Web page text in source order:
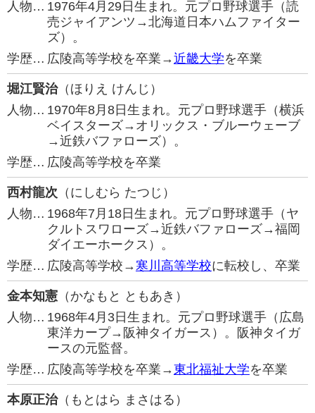
人物… 1976年4月29日生まれ。元プロ野球選手（読
売ジャイアンツ→北海道日本ハムファイター
ズ）。
学歴… 広陵高等学校を卒業→近畿大学を卒業
堀江賢治（ほりえ けんじ）
人物… 1970年8月8日生まれ。元プロ野球選手（横浜
ベイスターズ→オリックス・ブルーウェーブ
→近鉄バファローズ）。
学歴… 広陵高等学校を卒業
西村龍次 （にしむら たつじ）
人物… 1968年7月18日生まれ。元プロ野球選手（ヤ
クルトスワローズ→近鉄バファローズ→福岡
ダイエーホークス）。
学歴… 広陵高等学校→寒川高等学校に転校し、卒業
金本知憲 （かなもと ともあき）
人物… 1968年4月3日生まれ。元プロ野球選手（広島
東洋カープ→阪神タイガース）。阪神タイガ
ースの元監督。
学歴… 広陵高等学校を卒業→東北福祉大学を卒業
本原正治（もとはら まさはる）